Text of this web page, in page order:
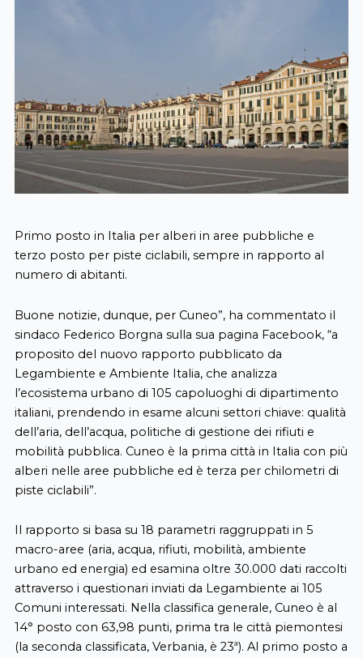
Primo posto in Italia per alberi in aree pubbliche e
terzo posto per piste ciclabili, sempre in rapporto al
numero di abitanti.
Buone notizie, dunque, per Cuneo”, ha commentato il
sindaco Federico Borgna sulla sua pagina Facebook, “a
proposito del nuovo rapporto pubblicato da
Legambiente e Ambiente Italia, che analizza
l’ecosistema urbano di 105 capoluoghi di dipartimento
italiani, prendendo in esame alcuni settori chiave: qualità
dell’aria, dell’acqua, politiche di gestione dei rifiuti e
mobilità pubblica. Cuneo è la prima città in Italia con più
alberi nelle aree pubbliche ed è terza per chilometri di
piste ciclabili”.
Il rapporto si basa su 18 parametri raggruppati in 5
macro-aree (aria, acqua, rifiuti, mobilità, ambiente
urbano ed energia) ed esamina oltre 30.000 dati raccolti
attraverso i questionari inviati da Legambiente ai 105
Comuni interessati. Nella classifica generale, Cuneo è al
14° posto con 63,98 punti, prima tra le città piemontesi
(la seconda classificata, Verbania, è 23ª). Al primo posto a